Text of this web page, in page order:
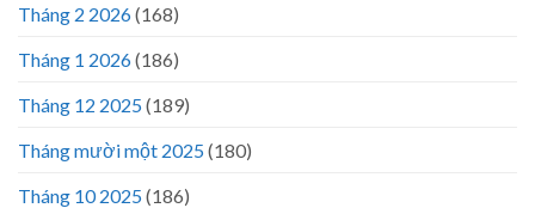
Tháng 2 2026(168)
Tháng 1 2026(186)
Tháng 12 2025(189)
Tháng mười một 2025(180)
Tháng 10 2025(186)